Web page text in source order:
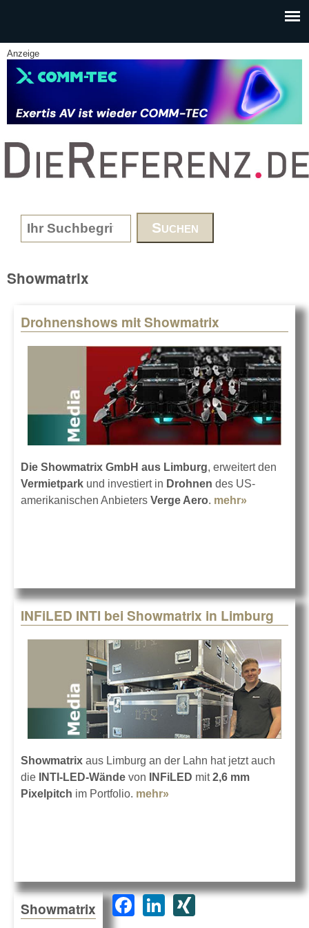
Anzeige
www.DieReferenz.de
Search form
Showmatrix
Drohnenshows mit Showmatrix
Die Showmatrix GmbH aus Limburg, erweitert den
Vermietpark und investiert in Drohnen des US-
amerikanischen Anbieters Verge Aero. mehr»
INFiLED INTI bei Showmatrix in Limburg
Showmatrix aus Limburg an der Lahn hat jetzt auch
die
INTI-LED-Wände von INFiLED mit2,6 mm
Pixelpitch im Portfolio. mehr»
Showmatrix
F
Li XI